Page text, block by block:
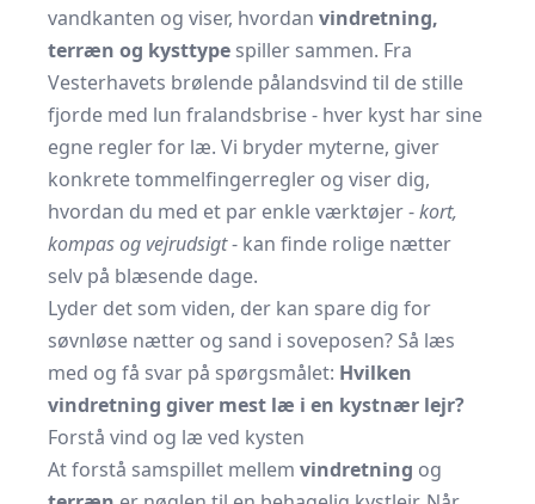
vandkanten og viser, hvordan vindretning,
terræn og kysttype spiller sammen. Fra
Vesterhavets brølende pålandsvind til de stille
fjorde med lun fralandsbrise - hver kyst har sine
egne regler for læ. Vi bryder myterne, giver
konkrete tommelfingerregler og viser dig,
hvordan du med et par enkle værktøjer -kort,
kompas og vejrudsigt- kan finde rolige nætter
selv på blæsende dage.
Lyder det som viden, der kan spare dig for
søvnløse nætter og sand i soveposen? Så læs
med og få svar på spørgsmålet: Hvilken
vindretning giver mest læ i en kystnær lejr?
Forstå vind og læ ved kysten
At forstå samspillet mellem vindretning og